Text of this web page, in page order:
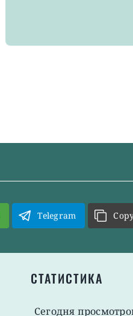
Telegram
СТАТИСТИКА
Сегодня